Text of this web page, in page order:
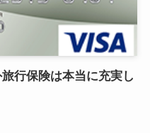
行保険は本当に充実し